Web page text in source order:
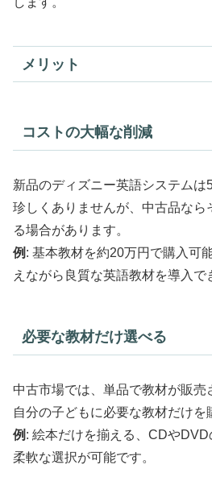
メリット
コストの大幅な削減
新品のディズニー英語システムは
珍しくありませんが、中古品なら
る場合があります。
例 : 基本教材を約20万円で購入可
えながら良質な英語教材を導入で
必要な教材だけ選べる
中古市場では、単品で教材が販売
自分の子どもに必要な教材だけを
例 : 絵本だけを揃える、CDやDVD
柔軟な選択が可能です。